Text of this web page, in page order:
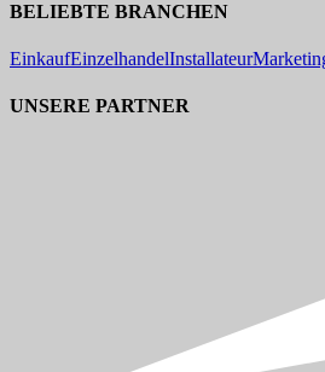
BELIEBTE BRANCHEN
EinkaufEinzelhandelInstallateur
UNSERE PARTNER